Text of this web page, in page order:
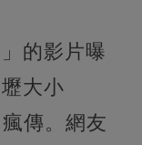
的影片曝
大小
傳。網友